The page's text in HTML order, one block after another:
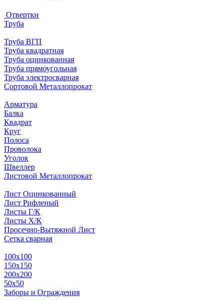
Отвертки
Труба
Труба ВГП
Труба квадратная
Труба оцинкованная
Труба прямоугольная
Труба электросварная
Сортовой Металлопрокат
Арматура
Балка
Квадрат
Круг
Полоса
Проволока
Уголок
Швеллер
Листовой Металлопрокат
Лист Оцинкованный
Лист Рифленый
Листы Г/К
Листы Х/К
Просечно-Вытяжной Лист
Сетка сварная
100х100
150х150
200х200
50х50
Заборы и Ограждения